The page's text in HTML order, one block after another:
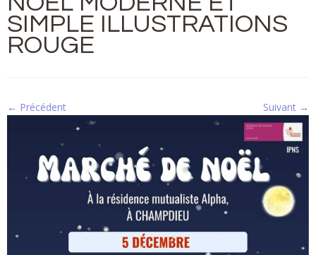
SIMPLE ILLUSTRATIONS
ROUGE
← Précédent Suivant →